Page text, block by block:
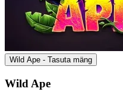
Wild Ape - Tasuta mäng
Wild Ape